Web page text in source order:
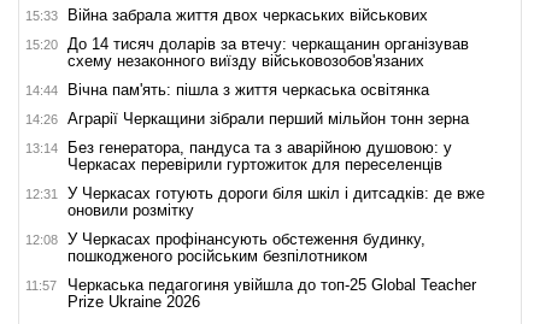
15:33 Війна забрала життя двох черкаських військових
15:20
До 14 тисяч доларів за втечу: черкащанин організував
схему незаконного виїзду військовозобов'язаних
14:44 Вічна пам'ять: пішла з життя черкаська освітянка
14:26 Аграрії Черкащини зібрали перший мільйон тонн зерна
13:14
Без генератора, пандуса та з аварійною душовою: у
Черкасах перевірили гуртожиток для переселенців
12:31
У Черкасах готують дороги біля шкіл і дитсадків: де вже
оновили розмітку
12:08
У Черкасах профінансують обстеження будинку,
пошкодженого російським безпілотником
11:57
Черкаська педагогиня увійшла до топ-25 Global Teacher
Prize Ukraine 2026